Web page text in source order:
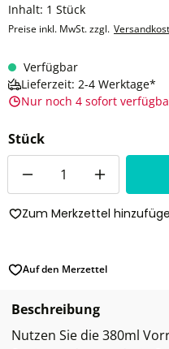
Inhalt: 1 Stück
Preise inkl. MwSt. zzgl.
Verfügbar
Lieferzeit: 2-4 Werktage*
Nur noch 4 sofort
Stück
Zum Merkzettel
Auf den Merzettel
Beschreibung
Nutzen Sie die 380ml